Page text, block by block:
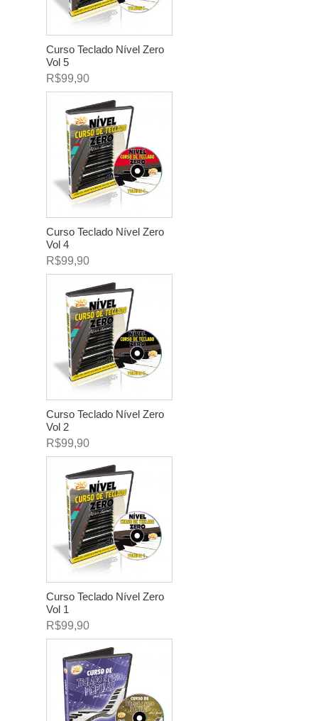
Curso Teclado Nível Zero
Vol 5
R$99,90
Curso Teclado Nível Zero
Vol 4
R$99,90
Curso Teclado Nível Zero
Vol 2
R$99,90
Curso Teclado Nível Zero
Vol 1
R$99,90